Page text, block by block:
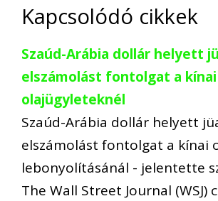
Kapcsolódó cikkek
Szaúd-Arábia dollár helyett
elszámolást fontolgat a kínai
olajügyleteknél
Szaúd-Arábia dollár helyett
elszámolást fontolgat a kínai
lebonyolításánál - jelentette
The Wall Street Journal (WSJ)